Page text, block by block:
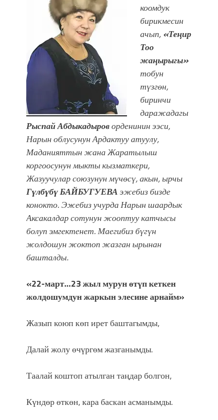
собрал более 20 тысяч гостей
коомдук
бирикмесин
ачып,«Теңир
Тоо
жаңырыгы»
тобун
түзгөн,
биринчи
даражадагы
Рыспай Абдыкадыроворденинин ээси,
Нарын облусунун Ардактуу атуулу,
Маданияттын жана Жаратылыш
коргоосунун мыкты кызматкери,
Жазуучулар союзунун мүчөсү, акын, ырчы
Гүлбүбү БАЙБУГУЕВАэжебиз бизде
конокто. Эжебиз учурда Нарын шаардык
Аксакалдар сотунун жооптуу катчысы
болуп эмгектенет. Маегибиз бүгүн
жолдошун жоктоп жазган ырынан
башталды.
«22-март…23 жыл мурун өтүп кеткен
жолдошумдун жаркын элесине арнайм»
Жазып коюп көп ирет баштагымды,
Далай жолу өчүргөм жазганымды.
Таалай коштоп атылган таңдар болгон,
Күндөр өткөн, кара баскан асманымды.